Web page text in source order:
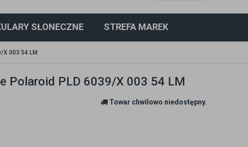
SŁONECZNE STREFA MAREK
X 003 54 LM
Polaroid PLD 6039/X 003 54 LM
Towar chwilowo niedostępny.